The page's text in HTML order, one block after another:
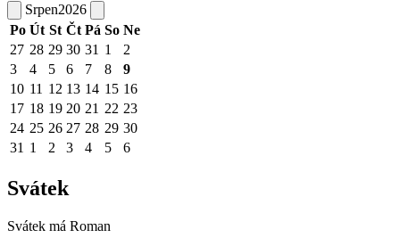
Srpen2026
Po Út St Čt Pá So Ne
27 28 29 30 31 1
2
3
4 5 6 7 8
9
10 11 12 13 14 15 16
17 18 19 20 21 22 23
24 25 26 27 28 29 30
31 1 2 3 4 5 6
Svátek
Svátek má Roman